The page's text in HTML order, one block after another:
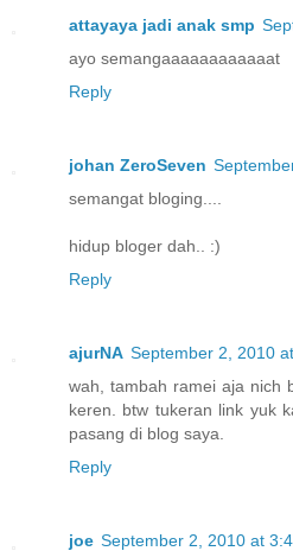
attayaya jadi anak smp
ayo semangaaaaaaaaaaaat
Reply
johan ZeroSeven
semangat bloging....
hidup bloger dah.. :)
Reply
ajurNA September 2, 2010
wah, tambah ramei aja nich
keren. btw tukeran link yuk
pasang di blog saya.
Reply
joe September 2, 2010 at